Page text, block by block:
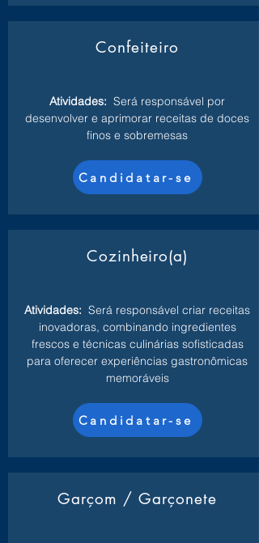
Confeiteiro
Atividades: Será responsável por
desenvolver e aprimorar receitas de doces
finos e sobremesas
Candidatar-se
Cozinheiro(a)
Atividades: Será responsável criar receitas
inovadoras, combinando ingredientes
frescos e técnicas culinárias sofisticadas
para oferecer experiências gastronômicas
memoráveis
Candidatar-se
Garçom / Garçonete